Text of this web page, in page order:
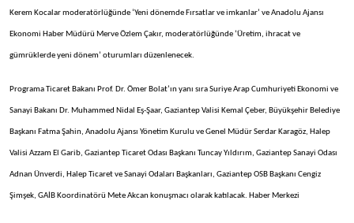
Kerem Kocalar moderatörlüğünde ‘Yeni dönemde Fırsatlar ve imkanlar’ ve Anadolu Ajansı
Ekonomi Haber Müdürü Merve Özlem Çakır, moderatörlüğünde ‘Üretim, ihracat ve
gümrüklerde yeni dönem’ oturumları düzenlenecek.
Programa Ticaret Bakanı Prof. Dr. Ömer Bolat’ın yanı sıra Suriye Arap Cumhuriyeti Ekonomi ve
Sanayi Bakanı Dr. Muhammed Nidal Eş-Şaar, Gaziantep Valisi Kemal Çeber, Büyükşehir Belediye
Başkanı Fatma Şahin, Anadolu Ajansı Yönetim Kurulu ve Genel Müdür Serdar Karagöz, Halep
Valisi Azzam El Garib, Gaziantep Ticaret Odası Başkanı Tuncay Yıldırım, Gaziantep Sanayi Odası
Adnan Ünverdi, Halep Ticaret ve Sanayi Odaları Başkanları, Gaziantep OSB Başkanı Cengiz
Şimşek, GAİB Koordinatörü Mete Akcan konuşmacı olarak katılacak. Haber Merkezi